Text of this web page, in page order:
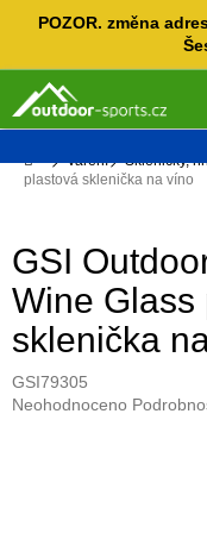
POZOR. změna
Domů
Vaření Skleničky,
plastová sklenička na víno
GSI
Wine Glass
sklenička
GSI79305
Průměrné
Neohodnoceno